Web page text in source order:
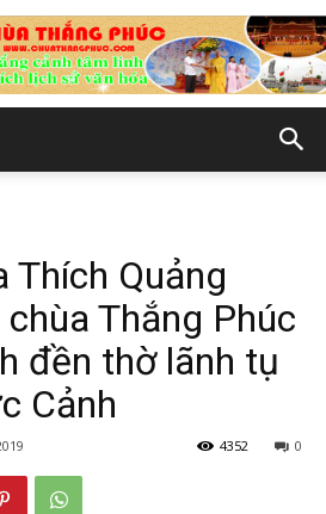
Phúc
Quảng
Thắng Phúc
đền thờ lãnh tụ
Cảnh
0
4352